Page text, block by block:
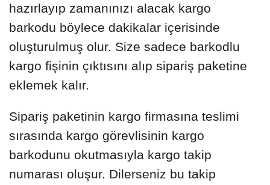
hazırlayıp zamanınızı alacak kargo
barkodu böylece dakikalar içerisinde
oluşturulmuş olur. Size sadece barkodlu
kargo fişinin çıktısını alıp sipariş paketine
eklemek kalır.
Sipariş paketinin kargo firmasına teslimi
sırasında kargo görevlisinin kargo
barkodunu okutmasıyla kargo takip
numarası oluşur. Dilerseniz bu takip